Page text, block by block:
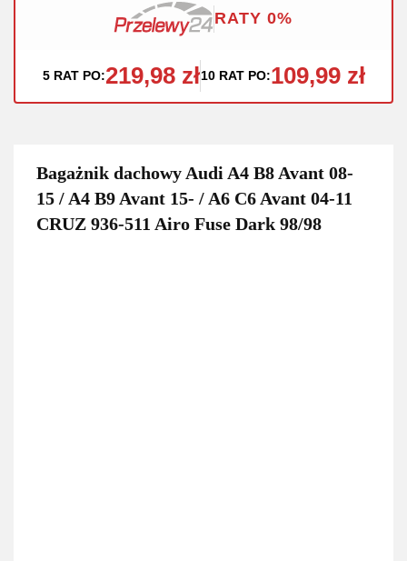
RATY 0%
5 RAT PO:219,98 zł10 RAT PO:109,99 zł
Bagażnik dachowy Audi A4 B8 Avant 08-
15 / A4 B9 Avant 15- / A6 C6 Avant 04-11
CRUZ 936-511 Airo Fuse Dark 98/98